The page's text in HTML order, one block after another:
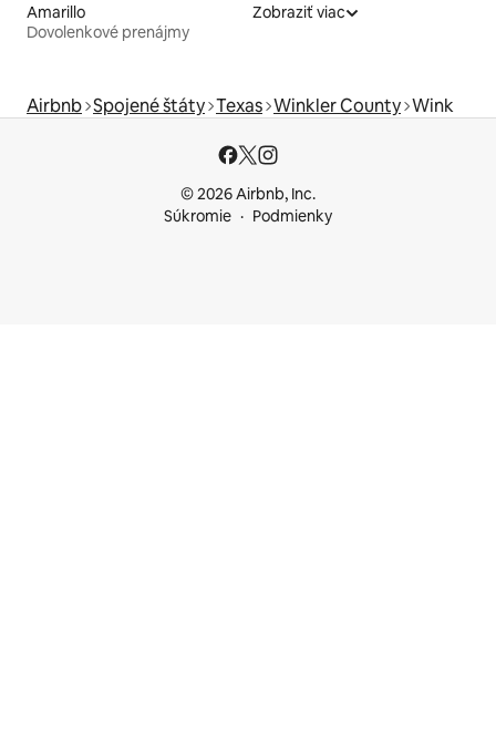
Amarillo
Dovolenkové prenájmy
Zobraziť viac
Airbnb Spojené štáty Texas Winkler County Wink
© 2026 Airbnb, Inc.
Súkromie
Podmienky